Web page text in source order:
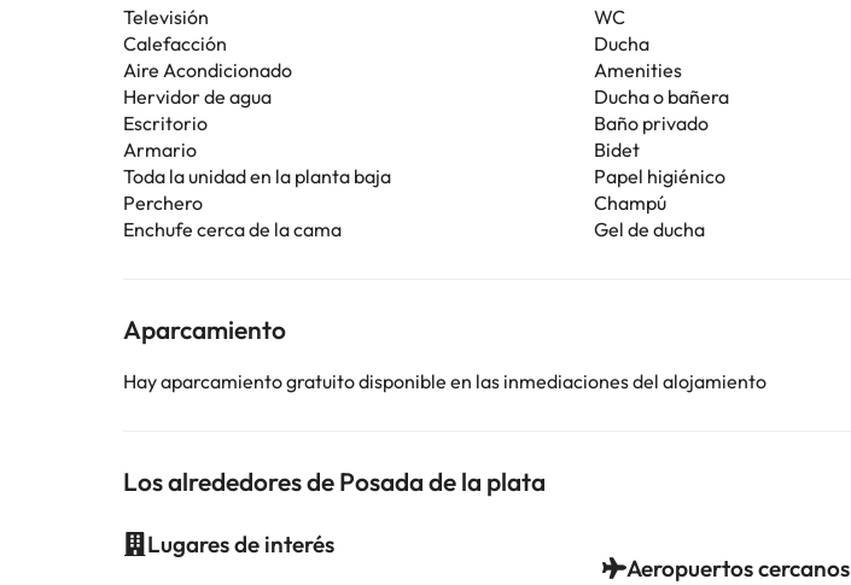
Televisión
Calefacción
Aire Acondicionado
Hervidor de agua
Escritorio
Armario
Toda la unidad en la planta baja
Perchero
Enchufe cerca de la cama
WC
Ducha
Amenities
Ducha o bañera
Baño privado
Bidet
Papel higiénico
Champú
Gel de ducha
Aparcamiento
Hay aparcamiento gratuito disponible en las inmediaciones del alojamiento
Los alrededores de Posada de la plata
Lugares de interés
Aeropuertos cercanos